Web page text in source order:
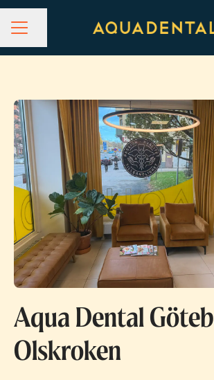
KARRIÄRMENY
Dela sidan
Aqua Dental
Olskroken